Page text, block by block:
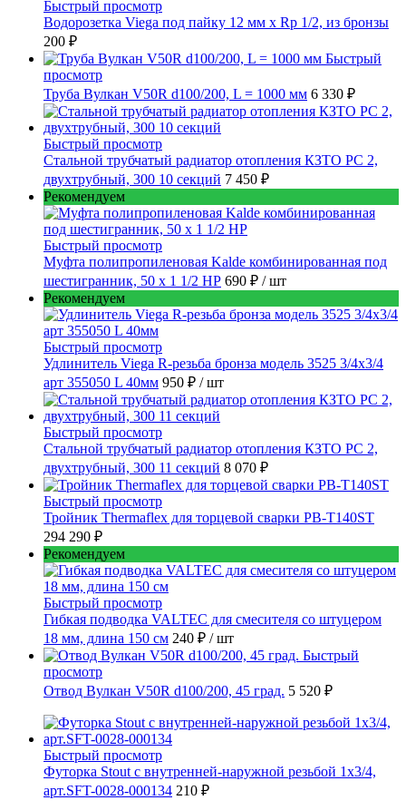
Быстрый просмотр
Водорозетка Viega под пайку 12 мм х Rp 1/2, из бронзы
200 ₽
Быстрый
просмотр
Труба Вулкан V50R d100/200, L = 1000 мм 6 330 ₽
Быстрый просмотр
Стальной трубчатый радиатор отопления КЗТО РС 2,
двухтрубный, 300 10 секций 7 450 ₽
Рекомендуем
Быстрый просмотр
Муфта полипропиленовая Kalde комбинированная под
шестигранник, 50 x 1 1/2 НР 690 ₽ / шт
Рекомендуем
Быстрый просмотр
Удлинитель Viega R-резьба бронза модель 3525 3/4x3/4
арт 355050 L 40мм 950 ₽ / шт
Быстрый просмотр
Стальной трубчатый радиатор отопления КЗТО РС 2,
двухтрубный, 300 11 секций 8 070 ₽
Быстрый просмотр
Тройник Thermaflex для торцевой сварки PB-T140ST
294 290 ₽
Рекомендуем
Быстрый просмотр
Гибкая подводка VALTEC для смесителя со штуцером
18 мм, длина 150 см 240 ₽ / шт
Быстрый
просмотр
Отвод Вулкан V50R d100/200, 45 град. 5 520 ₽
Быстрый просмотр
Футорка Stout с внутренней-наружной резьбой 1x3/4,
арт.SFT-0028-000134 210 ₽